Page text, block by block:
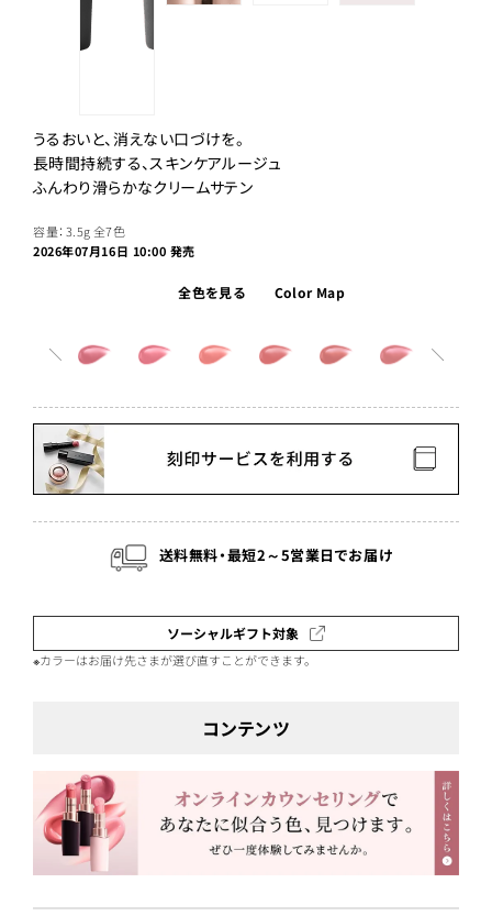
うるおいと、消えない口づけを。
長時間持続する、スキンケアルージュ
ふんわり滑らかなクリームサテン
容量：3.5g全7色
2026年07月16日 10:00 発売
全色を見る Color Map
送料無料・最短2～5営業日でお届け
ソーシャルギフト対象
※カラーはお届け先さまが選び直すことができます。
コンテンツ